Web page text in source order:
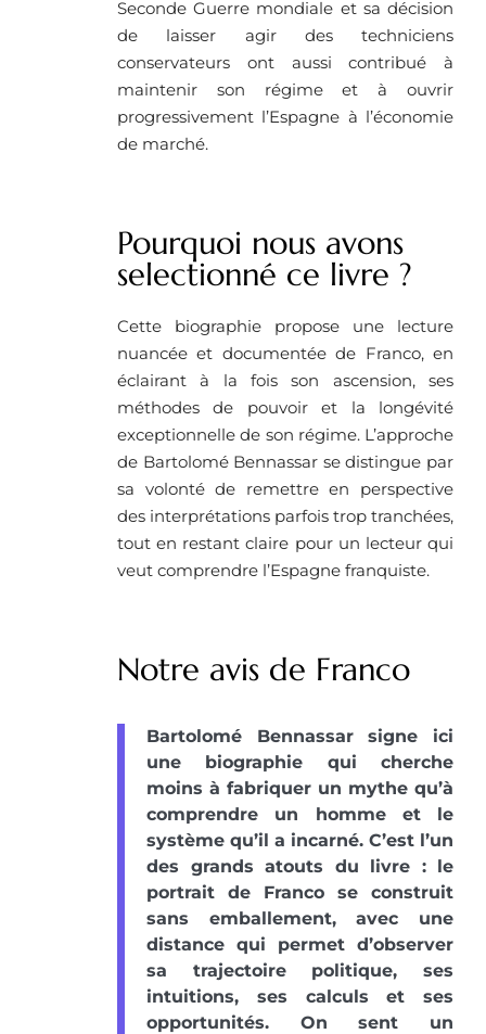
Seconde Guerre mondiale et sa décision
de laisser agir des techniciens
conservateurs ont aussi contribué à
maintenir son régime et à ouvrir
progressivement l’Espagne à l’économie
de marché.
Pourquoi nous avons
selectionné ce livre ? ​
Cette biographie propose une lecture
nuancée et documentée de Franco, en
éclairant à la fois son ascension, ses
méthodes de pouvoir et la longévité
exceptionnelle de son régime. L’approche
de Bartolomé Bennassar se distingue par
sa volonté de remettre en perspective
des interprétations parfois trop tranchées,
tout en restant claire pour un lecteur qui
veut comprendre l’Espagne franquiste.
Notre avis de Franco
Bartolomé Bennassar signe ici
une biographie qui cherche
moins à fabriquer un mythe qu’à
comprendre un homme et le
système qu’il a incarné. C’est l’un
des grands atouts du livre : le
portrait de Franco se construit
sans emballement, avec une
distance qui permet d’observer
sa trajectoire politique, ses
intuitions, ses calculs et ses
opportunités. On sent un